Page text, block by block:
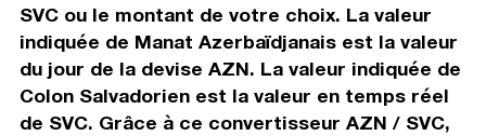
SVC ou le montant de votre choix. La valeur
indiquée de Manat Azerbaïdjanais est la valeur
du jour de la devise AZN. La valeur indiquée de
Colon Salvadorien est la valeur en temps réel
de SVC. Grâce à ce convertisseur AZN / SVC,